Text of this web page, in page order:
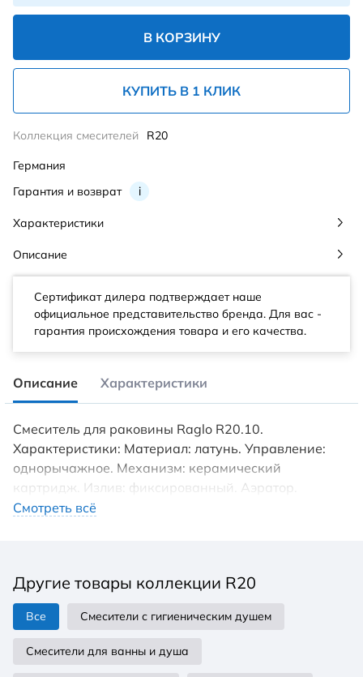
В КОРЗИНУ
КУПИТЬ В 1 КЛИК
Гарантия и возврат i
Коллекция смесителей R20
Германия
Характеристики
Описание
Сертификат дилера подтверждает наше
официальное представительство бренда. Для вас -
гарантия происхождения товара и его качества.
Описание Характеристики
Смеситель для раковины Raglo R20.10.
Характеристики: Материал: латунь. Управление:
однорычажное. Механизм: керамический
картридж. Излив: фиксированный. Аэратор.
Стандарт подводки: G 1/2. Тип подводки: гибкая.
Смотреть всё
Другие товары коллекции R20
Все Смесители с гигиеническим душем
Смесители для ванны и душа